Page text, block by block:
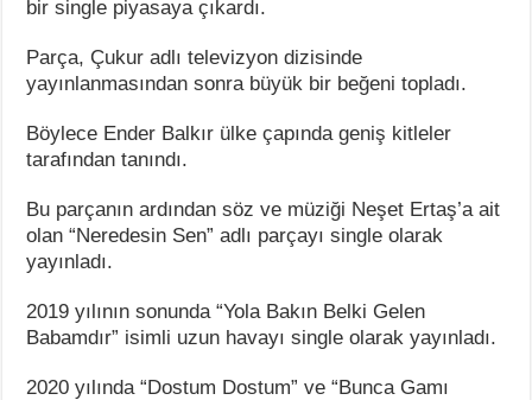
bir single piyasaya çıkardı.
Parça, Çukur adlı televizyon dizisinde
yayınlanmasından sonra büyük bir beğeni topladı.
Böylece Ender Balkır ülke çapında geniş kitleler
tarafından tanındı.
Bu parçanın ardından söz ve müziği Neşet Ertaş’a ait
olan “Neredesin Sen” adlı parçayı single olarak
yayınladı.
2019 yılının sonunda “Yola Bakın Belki Gelen
Babamdır” isimli uzun havayı single olarak yayınladı.
2020 yılında “Dostum Dostum” ve “Bunca Gamı